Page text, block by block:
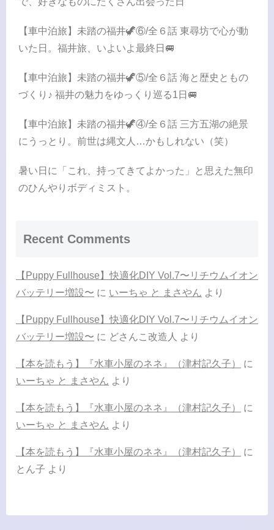
【車中泊旅】未踏の福井🦖⑥/全６話 東尋坊で心が動
いた日。福井旅、いよいよ最終日🚐
【車中泊旅】未踏の福井🦖⑤/全６話 海と歴史ともの
づくり♪ 福井の魅力をゆっくり巡る1日🚐
【車中泊旅】未踏の福井🦖④/全６話 三方五湖の絶景
にうっとり。前世は縄文人…かもしれない（笑）
暑い日に「これ、持ってきてよかった」と思えた無印
のひんやりボディミスト。
Recent Comments
【Puppy Fullhouse】快適化DIY Vol.7〜リチウムイオン
バッテリー増設〜 に いーちゃ と まさやん より
【Puppy Fullhouse】快適化DIY Vol.7〜リチウムイオン
バッテリー増設〜 に どさんこ改造人 より
【本を読もう】『水車小屋のネネ』（津村記久子）
に
いーちゃ と まさやん より
【本を読もう】『水車小屋のネネ』（津村記久子）
に
いーちゃ と まさやん より
【本を読もう】『水車小屋のネネ』（津村記久子）
に
とん子 より